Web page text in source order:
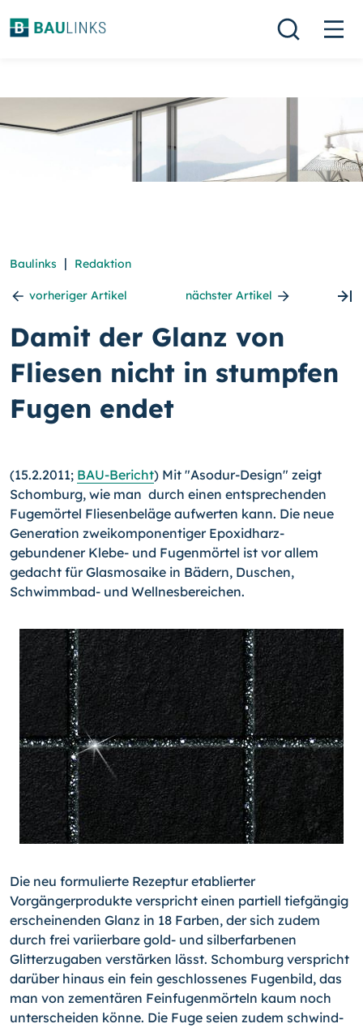
Baulinks | Redaktion
vorheriger Artikel nächster Artikel
Damit der Glanz von
Fliesen nicht in stumpfen
Fugen endet
(15.2.2011; BAU-Bericht) Mit "Asodur-Design" zeigt
Schomburg, wie man durch einen entsprechenden
Fugemörtel Fliesenbeläge aufwerten kann. Die neue
Generation zweikomponentiger Epoxidharz-
gebundener Klebe- und Fugenmörtel ist vor allem
gedacht für Glasmosaike in Bädern, Duschen,
Schwimmbad- und Wellnesbereichen.
Die neu formulierte Rezeptur etablierter
Vorgängerprodukte verspricht einen partiell tiefgängig
erscheinenden Glanz in 18 Farben, der sich zudem
durch frei variierbare gold- und silberfarbenen
Glitterzugaben verstärken lässt. Schomburg verspricht
darüber hinaus ein fein geschlossenes Fugenbild, das
man von zementären Feinfugenmörteln kaum noch
unterscheiden könne. Die Fuge seien zudem schwind-